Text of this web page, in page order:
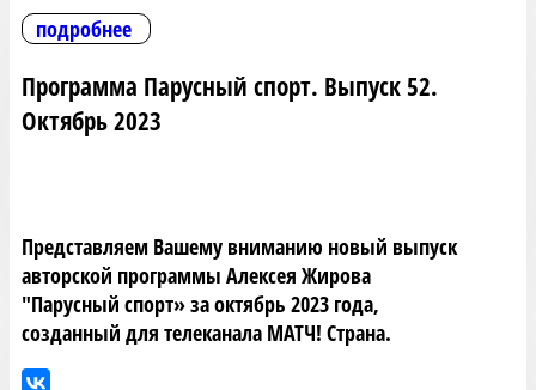
подробнее
Программа Парусный спорт. Выпуск 52.
Октябрь 2023
Представляем Вашему вниманию новый выпуск
авторской программы Алексея Жирова
"Парусный спорт» за октябрь 2023 года,
созданный для телеканала МАТЧ! Страна.